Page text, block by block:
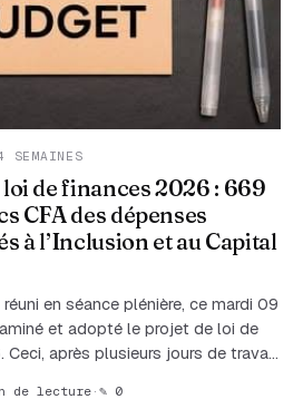
de finances 2026 : 669
CFA des dépenses
à l’Inclusion et au Capital
en séance plénière, ce mardi 09
et adopté le projet de loi de
Ceci, après plusieurs jours de trava…
de lecture· ✎ 0